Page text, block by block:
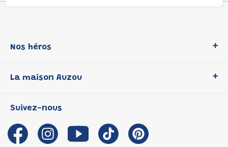
Nos héros
P'tit Loup
Les Influenceuses
Migali
Petite Taupe
La maison Auzou
Notre histoire
Auzou s'engage
Auteurs et illustrateurs Auzou
Suivez-nous